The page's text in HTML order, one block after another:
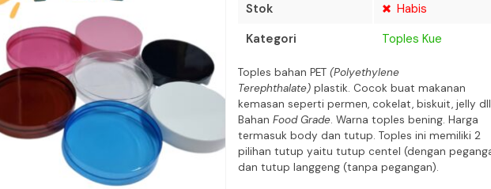
Stok
Habis
Kategori
Toples Kue
Toples bahan PET (Polyethylene
Terephthalate) plastik. Cocok buat makanan
kemasan seperti permen, cokelat, biskuit, jelly
Bahan Food Grade. Warna toples bening. Harga
termasuk body dan tutup. Toples ini memiliki 2
pilihan tutup yaitu tutup centel (dengan
dan tutup langgeng (tanpa pegangan).